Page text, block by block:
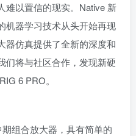
难以置信的现实。Native 新
机器学习技术从头开始再现
器仿真提供了全新的深度和
们将与社区合作，发现新硬
6 PRO。
组合放大器，具有简单的